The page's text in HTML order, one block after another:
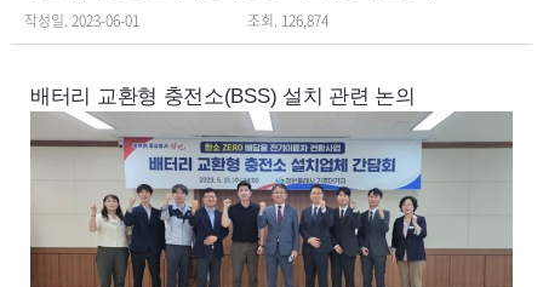
작성일. 2023-06-01 조회. 126,874
배터리 교환형 충전소(BSS) 설치 관련 논의